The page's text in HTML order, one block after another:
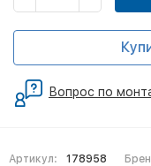
Артикул: 178958
Вопрос по